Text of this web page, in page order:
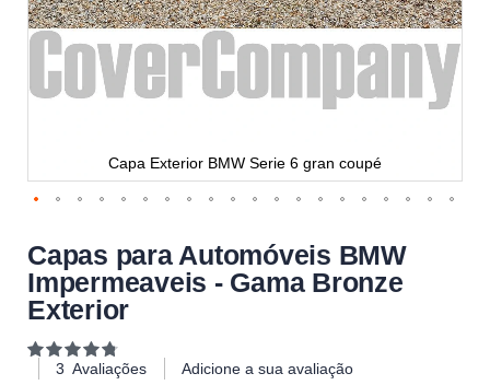
Capa Exterior BMW Serie 6 gran coupé
Capas para Automóveis BMW
Impermeaveis - Gama Bronze
Exterior
Classificação:
100
3 Avaliações Adicione a sua avaliação